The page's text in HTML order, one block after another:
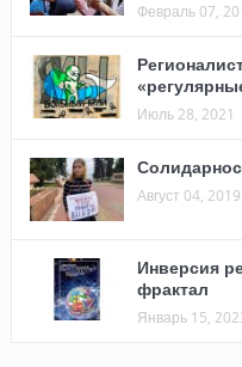
Февраль 07,
Июль 28, 2021
Август 04, 2019
Инверсия
фрактал
Январь 15,